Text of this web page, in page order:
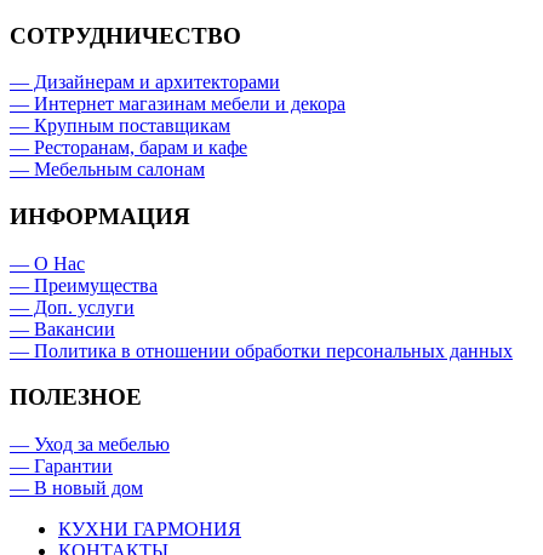
СОТРУДНИЧЕСТВО
— Дизайнерам и архитекторами
— Интернет магазинам мебели и декора
— Крупным поставщикам
— Ресторанам, барам и кафе
— Мебельным салонам
ИНФОРМАЦИЯ
— О Нас
— Преимущества
— Доп. услуги
— Вакансии
— Политика в отношении обработки персональных данных
ПОЛЕЗНОЕ
— Уход за мебелью
— Гарантии
— В новый дом
КУХНИ ГАРМОНИЯ